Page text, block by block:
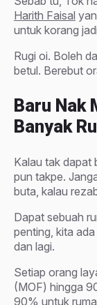
Harith Faisal
untuk korang
Rugi oi. Boleh
betul. Berebut
Baru Nak
Banyak
Kalau tak dapat
pun takpe.
buta, kalau
Dapat sebuah
penting, kita
dan lagi.
Setiap orang
(MOF) hingga
90% untuk